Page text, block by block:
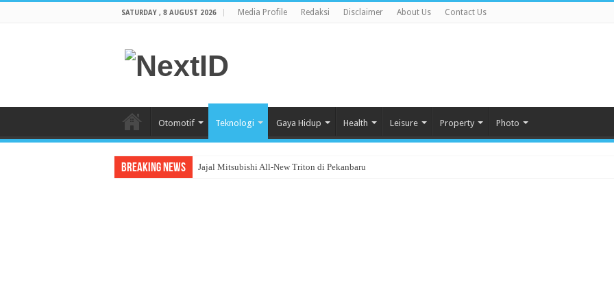
SATURDAY , 8 AUGUST 2026 Media Profile Redaksi Disclaimer About Us Contact Us
Otomotif Teknologi Gaya Hidup Health Leisure Property Photo
Breaking News Jajal Mitsubishi All-New Triton di Pekanbaru